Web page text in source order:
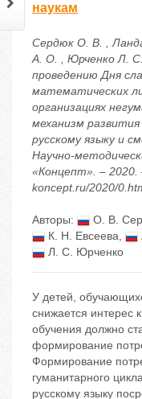
наукам
Сердюк О. В. ,
А. О. , Юрченко Л.
проведению Дня
математических
организациях
механизм
русскому языку и
Научно-
«Концепт». – 2020.
koncept.ru/2020/
Авторы: О. В.
К. Н. Евсеева,
Л. С. Юрченко
У детей,
снижается интерес
обучения должно
формирование
Формирование
гуманитарного
русскому языку